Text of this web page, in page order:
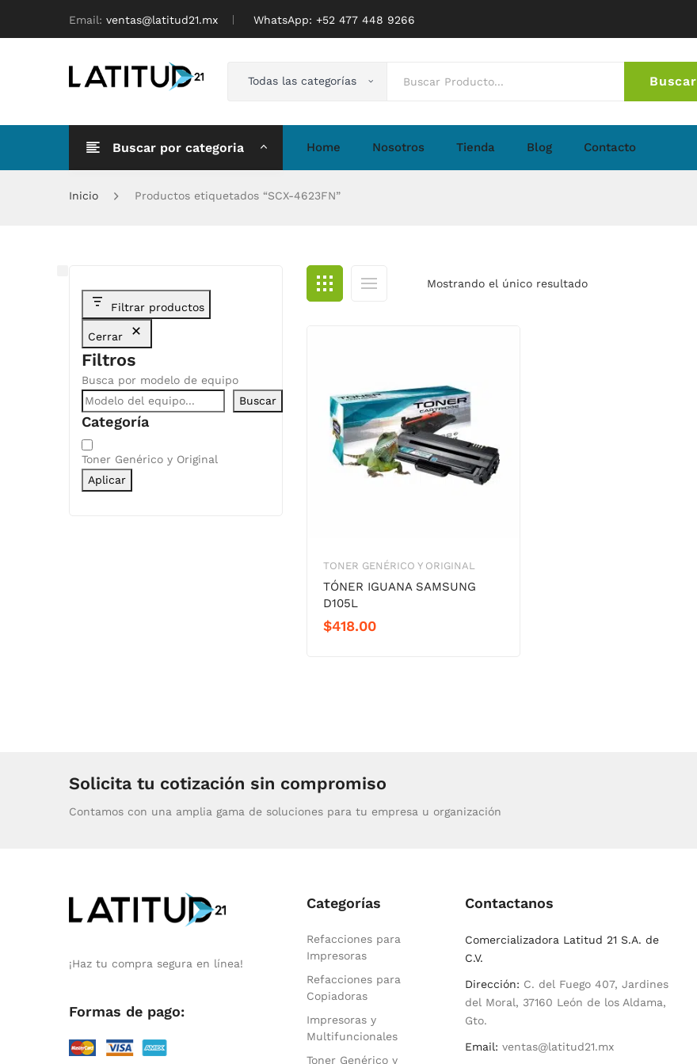
Email: ventas@latitud21.mx WhatsApp: ‪+52 477 448 9266
Todas las categorías Buscar
Buscar por categoria Home Nosotros Tienda Blog Contacto
Inicio Productos etiquetados “SCX-4623FN”
Mostrando el único resultado
TONER GENÉRICO Y ORIGINAL
TÓNER IGUANA SAMSUNG
D105L
$418.00
Filtrar productos
Cerrar
Filtros
Busca por modelo de equipo
Buscar
Categoría
Categoría
Toner Genérico y Original
Aplicar
Solicita tu cotización sin compromiso
Contamos con una amplia gama de soluciones para tu empresa u organización
¡Haz tu compra segura en línea!
Formas de pago:
Categorías
Refacciones para
Impresoras
Refacciones para
Copiadoras
Impresoras y
Multifuncionales
Toner Genérico y
Contactanos
Comercializadora Latitud 21 S.A. de
C.V.
Dirección: C. del Fuego 407, Jardines
del Moral, 37160 León de los Aldama,
Gto.
Email: ventas@latitud21.mx